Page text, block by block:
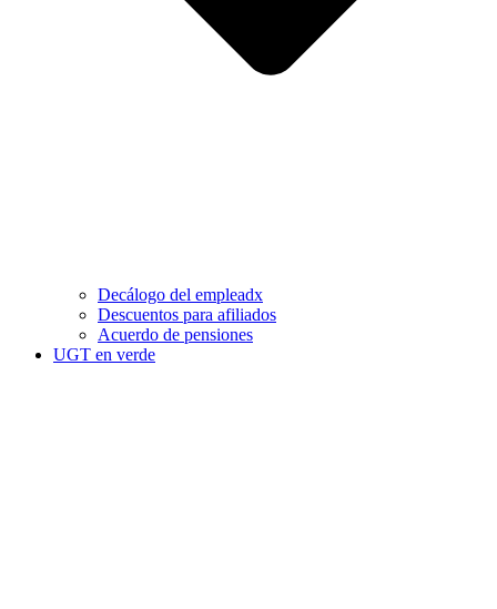
Decálogo del empleadx
Descuentos para afiliados
Acuerdo de pensiones
UGT en verde